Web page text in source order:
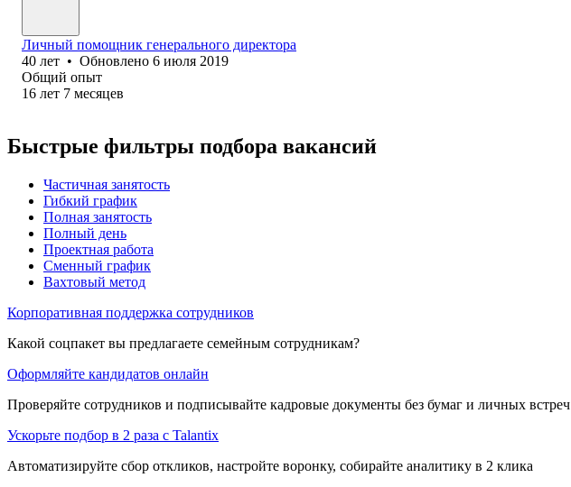
Личный помощник генерального директора
40 лет • Обновлено 6 июля 2019
Общий опыт
16 лет 7 месяцев
Быстрые фильтры подбора вакансий
Частичная занятость
Гибкий график
Полная занятость
Полный день
Проектная работа
Сменный график
Вахтовый метод
Корпоративная поддержка сотрудников
Какой соцпакет вы предлагаете семейным сотрудникам?
Оформляйте кандидатов онлайн
Проверяйте сотрудников и подписывайте кадровые документы без бумаг и личных встреч
Ускорьте подбор в 2 раза с Talantix
Автоматизируйте сбор откликов, настройте воронку, собирайте аналитику в 2 клика